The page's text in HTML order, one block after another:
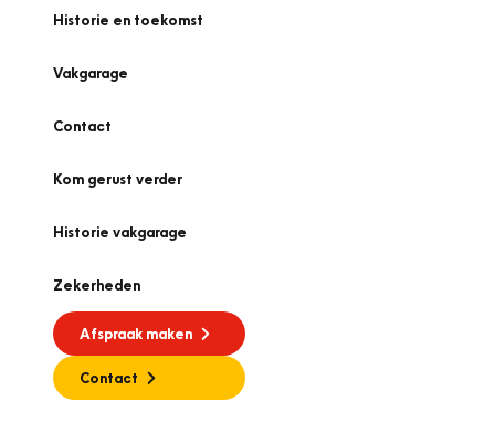
Historie en toekomst
Vakgarage
Contact
Kom gerust verder
Historie vakgarage
Zekerheden
Afspraak maken
Contact